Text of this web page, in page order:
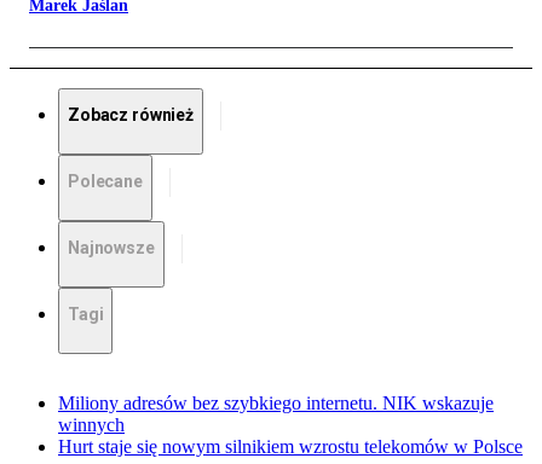
Marek Jaślan
Zobacz również
Polecane
Najnowsze
Tagi
Miliony adresów bez szybkiego internetu. NIK wskazuje
winnych
Hurt staje się nowym silnikiem wzrostu telekomów w Polsce